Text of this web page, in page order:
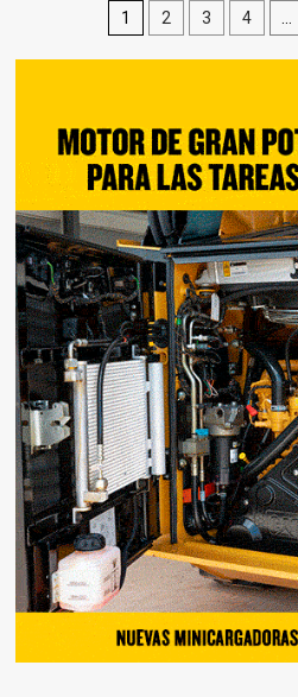
Paginación
de
1 2 3 4 …